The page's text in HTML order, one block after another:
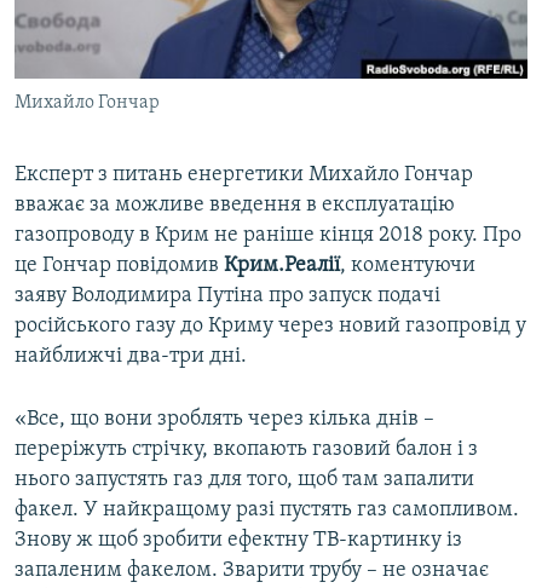
ВІДЕОУРОКИ «ELIFBE»
СВІДЧЕННЯ ОКУПАЦІЇ
УКРАЇНСЬКА ПРОБЛЕМА КРИМУ
Русский
Qırımtatar
Усі сайти RFE/RL
Михайло Гончар
Експерт з питань енергетики Михайло Гончар
вважає за можливе введення в експлуатацію
газопроводу в Крим не раніше кінця 2018 року. Про
це Гончар повідомив Крим.Реалії, коментуючи
заяву Володимира Путіна про запуск подачі
російського газу до Криму через новий газопровід у
найближчі два-три дні.
«Все, що вони зроблять через кілька днів –
переріжуть стрічку, вкопають газовий балон і з
нього запустять газ для того, щоб там запалити
факел. У найкращому разі пустять газ самопливом.
Знову ж щоб зробити ефектну ТВ-картинку із
запаленим факелом. Зварити трубу – не означає